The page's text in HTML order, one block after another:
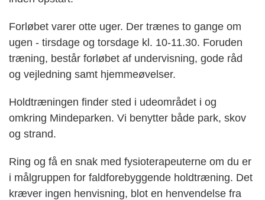
Forløbet varer otte uger. Der trænes to gange om
ugen - tirsdage og torsdage kl. 10-11.30. Foruden
træning, består forløbet af undervisning, gode råd
og vejledning samt hjemmeøvelser.
Holdtræningen finder sted i udeområdet i og
omkring Mindeparken. Vi benytter både park, skov
og strand.
Ring og få en snak med fysioterapeuterne om du er
i målgruppen for faldforebyggende holdtræning. Det
kræver ingen henvisning, blot en henvendelse fra